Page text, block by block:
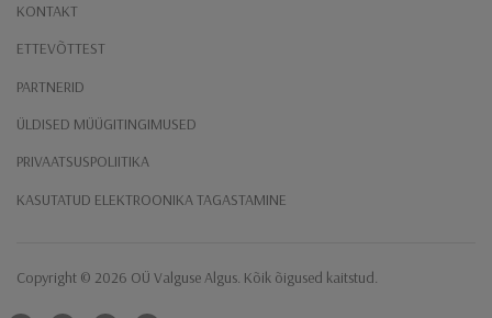
KONTAKT
ETTEVÕTTEST
PARTNERID
ÜLDISED MÜÜGITINGIMUSED
PRIVAATSUSPOLIITIKA
KASUTATUD ELEKTROONIKA TAGASTAMINE
Copyright ​© 2026 ​OÜ Valguse Algus​. Kõik õigused kaitstud.